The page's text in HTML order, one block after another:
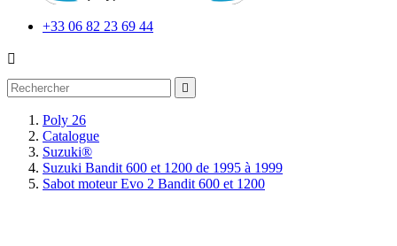
+33 06 82 23 69 44


Poly 26
Catalogue
Suzuki®
Suzuki Bandit 600 et 1200 de 1995 à 1999
Sabot moteur Evo 2 Bandit 600 et 1200